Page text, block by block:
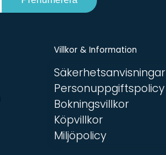
Villkor & Information
Säkerhetsanvisningar
Personuppgiftspolicy
Bokningsvillkor
Köpvillkor
Miljöpolicy